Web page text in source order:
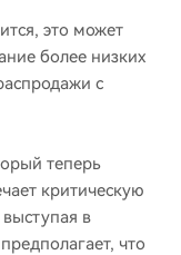
это может
более низких
с
теперь
критическую
в
что